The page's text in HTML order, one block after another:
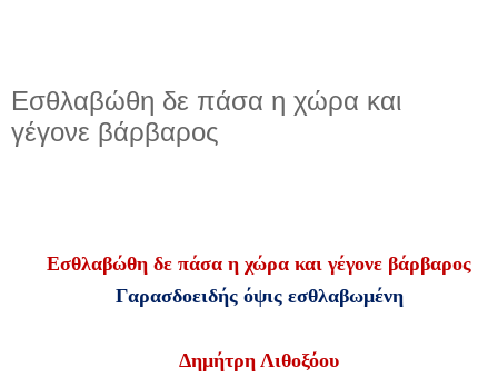
Εσθλαβώθη δε πάσα η χώρα και
γέγονε βάρβαρος
Εσθλαβώθη δε πάσα η χώρα και γέγονε βάρβαρος
Γαρασδοειδής όψις εσθλαβωμένη
Δημήτρη Λιθοξόου